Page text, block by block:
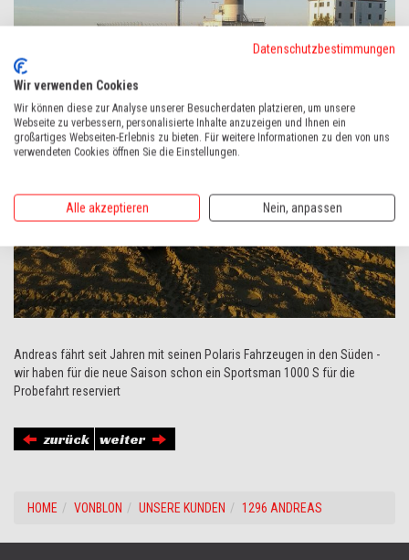
Andreas fährt seit Jahren mit seinen Polaris Fahrzeugen in den Süden -
wir haben für die neue Saison schon ein Sportsman 1000 S für die
Probefahrt reserviert
zurück weiter
HOME VONBLON UNSERE KUNDEN 1296 ANDREAS
Datenschutzbestimmungen
Wir verwenden Cookies
Wir können diese zur Analyse unserer Besucherdaten platzieren, um unsere
Webseite zu verbessern, personalisierte Inhalte anzuzeigen und Ihnen ein
großartiges Webseiten-Erlebnis zu bieten. Für weitere Informationen zu den von uns
verwendeten Cookies öffnen Sie die Einstellungen.
Alle akzeptieren Nein, anpassen